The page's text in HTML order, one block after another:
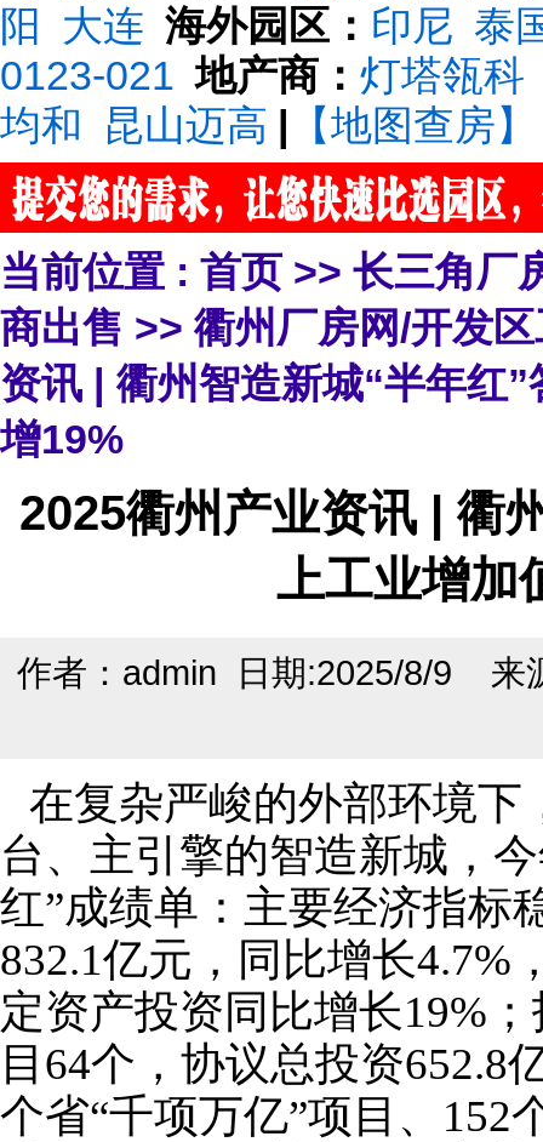
阳
大连 海外园区： 印尼 泰
0123-021 地产商： 灯塔瓴科
均和
昆山迈高 | 【地图查房】
当前位置 : 首页 >> 长三角厂
商出售 >> 衢州厂房网/开发
资讯 | 衢州智造新城“半年红
增19%
2025衢州产业资讯 | 衢
上工业增加
作者：admin 日期:2025/8/9 来
在复杂严峻的外部环境
台、主引擎的智造新城，
红”成绩单：主要经济指标
832.1亿元，同比增长4.7%
定资产投资同比增长19%
目64个，协议总投资652.8
个省“千项万亿”项目、152